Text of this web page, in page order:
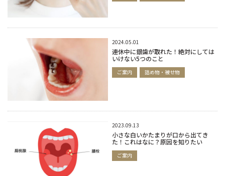
2024.05.01
連休中に銀歯が取れた！絶対にしては
いけない5つのこと
ご案内 詰め物・被せ物
2023.09.13
小さな白いかたまりが口から出てき
た！これはなに？原因を知りたい
ご案内